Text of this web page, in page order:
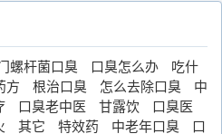
螺杆菌口臭 口臭怎么办
吃什
方 根治口臭 怎么去除口臭
中
口臭老中医 甘露饮
口臭医
其它 特效药 中老年口臭
口